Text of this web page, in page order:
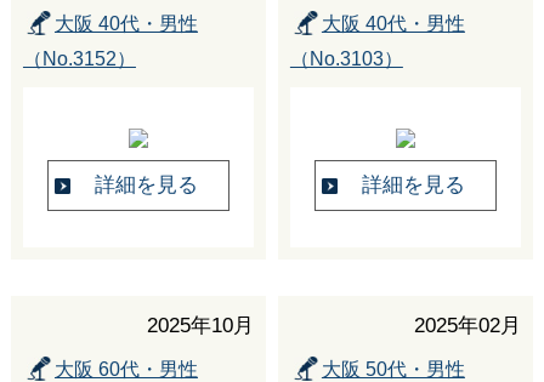
大阪 40代・男性
（No.3152）
詳細を見る
大阪 40代・男性
（No.3103）
詳細を見る
2025年10月
大阪 60代・男性
2025年02月
大阪 50代・男性